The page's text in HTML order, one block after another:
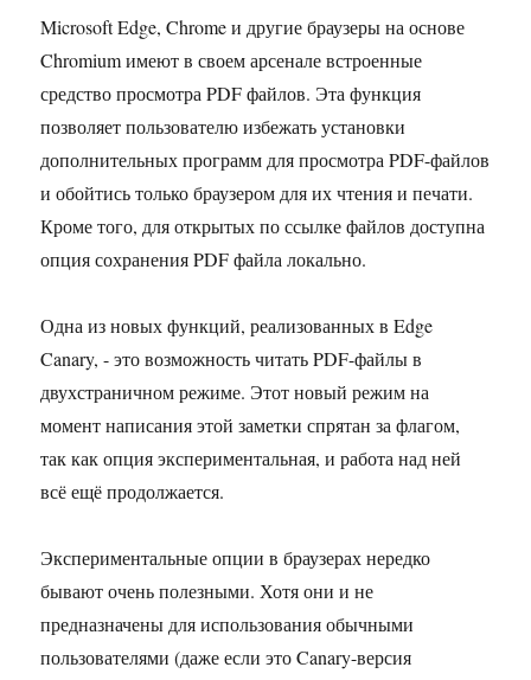
Microsoft Edge, Chrome и другие браузеры на основе
Chromium имеют в своем арсенале встроенные
средство просмотра PDF файлов. Эта функция
позволяет пользователю избежать установки
дополнительных программ для просмотра PDF-файлов
и обойтись только браузером для их чтения и печати.
Кроме того, для открытых по ссылке файлов доступна
опция сохранения PDF файла локально.
Одна из новых функций, реализованных в Edge
Canary, - это возможность читать PDF-файлы в
двухстраничном режиме. Этот новый режим на
момент написания этой заметки спрятан за флагом,
так как опция экспериментальная, и работа над ней
всё ещё продолжается.
Экспериментальные опции в браузерах нередко
бывают очень полезными. Хотя они и не
предназначены для использования обычными
пользователями (даже если это Canary-версия